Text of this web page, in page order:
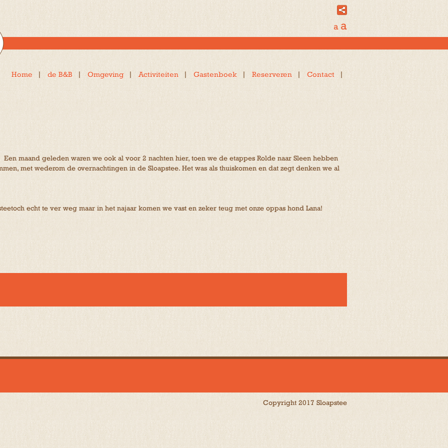
a a
Home de B&B Omgeving Activiteiten Gastenboek Reserveren Contact
maand geleden waren we ook al voor 2 nachten hier, toen we de etappes Rolde naar Sleen hebben
met wederom de overnachtingen in de Sloapstee. Het was als thuiskomen en dat zegt denken we al
echt te ver weg maar in het najaar komen we vast en zeker teug met onze oppas hond Lana!
Copyright 2017 Sloapstee